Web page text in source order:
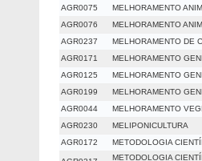
AGR0075
MELHORAMENTO
AGR0076
MELHORAMENTO
AGR0237
MELHORAMENTO DE
AGR0171
MELHORAMENTO
AGR0125
MELHORAMENTO
AGR0199
MELHORAMENTO
AGR0044
MELHORAMENTO
AGR0230
MELIPONICULTURA
AGR0172
METODOLOGIA
METODOLOGIA